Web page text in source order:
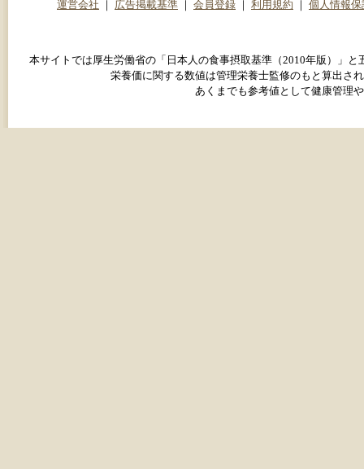
運営会社 ｜ 広告掲載基準 ｜ 会員登録 ｜ 利用規約 ｜ 個人情報保
本サイトでは厚生労働省の「日本人の食事摂取基準（2010年版）」
栄養価に関する数値は管理栄養士監修のもと算出さ
あくまでも参考値として健康管理